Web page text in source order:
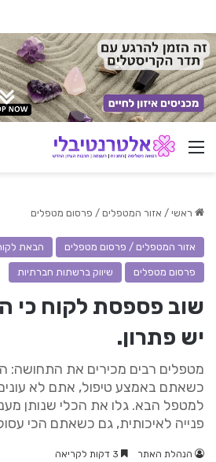
ניווט באתר
ראשי / אזור המטפלים / פרסום מטפלים
אזור המטפלים / פרסום מטפלים הבאת
פרסום מטפלים שיווק ברשתות חברתיות
שוב פספסת לקוח כי
יש פתרון.
מטפלים רבים מכירים את התחושה:
כשאתם באמצע טיפול, אתם לא
למטפל הבא. גלו את הכלי שנותן
פנייה לאיכותית, גם כשאתם הכי
הנהלת האתר